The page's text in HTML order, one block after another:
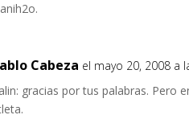
Cabeza el mayo 20, 2008 a
gracias por tus palabras. Pero